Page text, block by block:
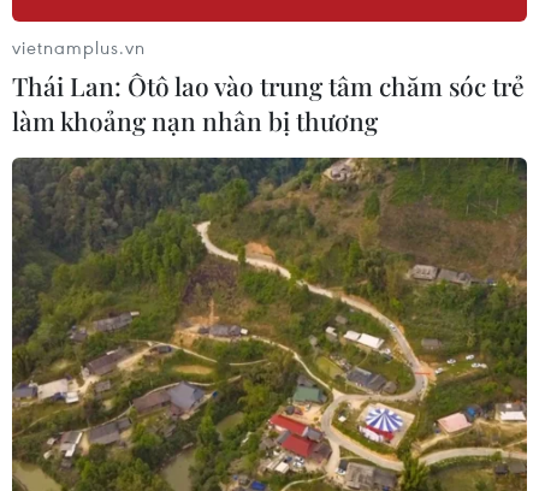
TIN LIÊN QUAN
LPBank Plus đạt giải Sao Khuê, ghi danh
vietnamplus.vn
Thái Lan: Ôtô lao vào trung tâm chăm sóc trẻ
làm khoảng nạn nhân bị thương